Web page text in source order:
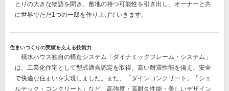
とりの大きな物語を聞き、敷地の持つ可能性を引き出し、オーナーと共
に世界でただ1つの一邸を作り上げていきます。
住まいづくりの実績を支える技術力
積水ハウス独自の構造システム 「ダイナミックフレーム・システム」
は、工業化住宅として型式適合認定を取得。高い耐震性能を備え、安全
で快適な住まいを実現しました。また、
「ダインコンクリート」「シェ
ルテック・コンクリート」 など、高強度・高耐久性能・美しいデザイン